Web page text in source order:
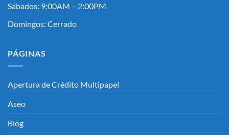
Sábados: 9:00AM – 2:00PM
Domingos: Cerrado
PÁGINAS
Apertura de Crédito Multipapel
Aseo
Blog